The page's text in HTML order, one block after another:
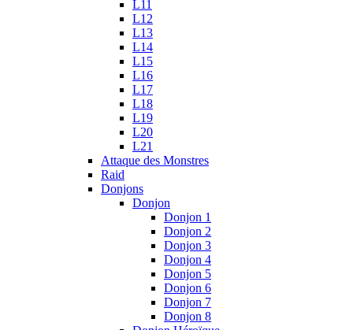
L11
L12
L13
L14
L15
L16
L17
L18
L19
L20
L21
Attaque des Monstres
Raid
Donjons
Donjon
Donjon 1
Donjon 2
Donjon 3
Donjon 4
Donjon 5
Donjon 6
Donjon 7
Donjon 8